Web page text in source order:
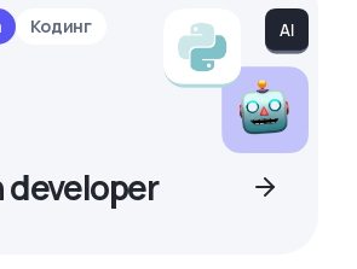
Кодинг